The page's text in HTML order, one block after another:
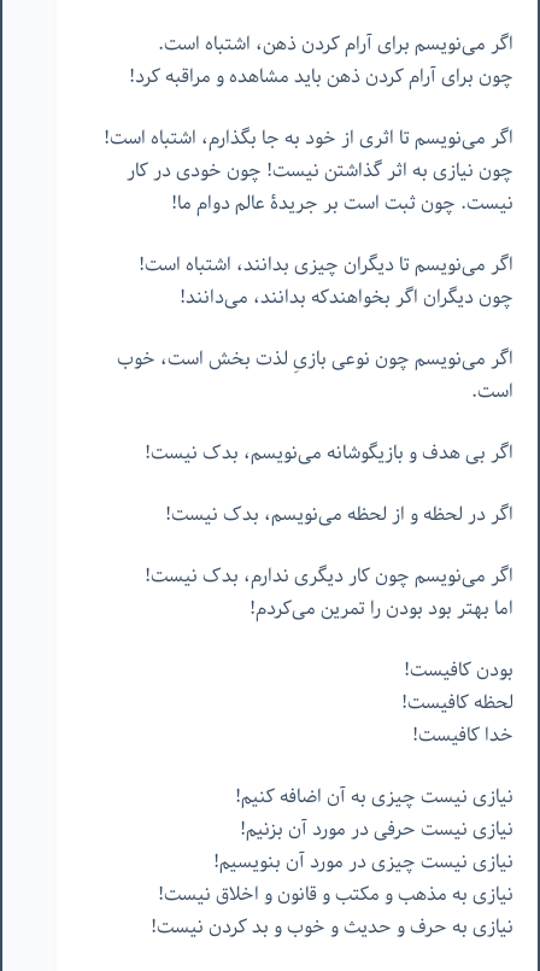
اگر می‌نویسم برای آرام کردن ذهن، اشتباه است.
چون برای آرام کردن ذهن باید مشاهده و مراقبه کرد!
اگر می‌نویسم تا اثری از خود به جا بگذارم، اشتباه است!
چون نیازی به اثر گذاشتن نیست! چون خودی در کار
نیست. چون ثبت است بر جریدۀ عالم دوام ما!
اگر می‌نویسم تا دیگران چیزی بدانند، اشتباه است!
چون دیگران اگر بخواهندکه بدانند، می‌دانند!
اگر می‌نویسم چون نوعی بازیِ لذت بخش است، خوب
است.
اگر بی هدف و بازیگوشانه می‌نویسم، بدک نیست!
اگر در لحظه و از لحظه می‌نویسم، بدک نیست!
اگر می‌نویسم چون کار دیگری ندارم، بدک نیست!
اما بهتر بود بودن را تمرین می‌کردم!
بودن کافیست!
لحظه کافیست!
خدا کافیست!
نیازی نیست چیزی به آن اضافه کنیم!
نیازی نیست حرفی در مورد آن بزنیم!
نیازی نیست چیزی در مورد آن بنویسیم!
نیازی به مذهب و مکتب و قانون و اخلاق نیست!
نیازی به حرف و حدیث و خوب و بد کردن نیست!